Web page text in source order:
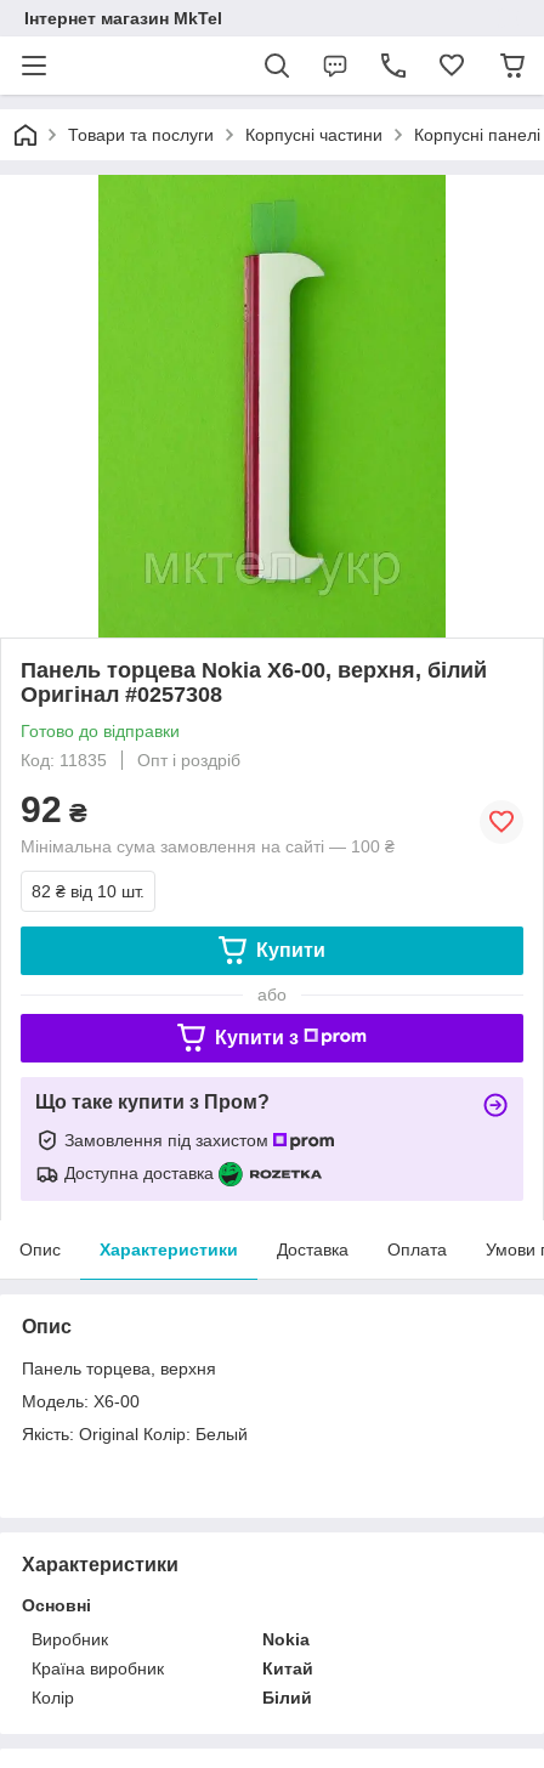
Інтернет магазин MkTel
Товари та послуги Корпусні частини Корпусні панелі
Панель торцева Nokia X6-00, верхня, білий
Оригінал #0257308
Готово до відправки
Код: 11835
Опт і роздріб
92 ₴
Мінімальна сума замовлення на сайті — 100 ₴
82 ₴ від 10 шт.
Купити
або
Купити з
Що таке купити з Пром?
Замовлення під захистом
Доступна доставка
Опис Характеристики Доставка Оплата Умови
Опис
Панель торцева, верхня
Модель: X6-00
Якість: Original Колір: Белый
Характеристики
Основні
Виробник
Nokia
Країна виробник
Китай
Колір
Білий